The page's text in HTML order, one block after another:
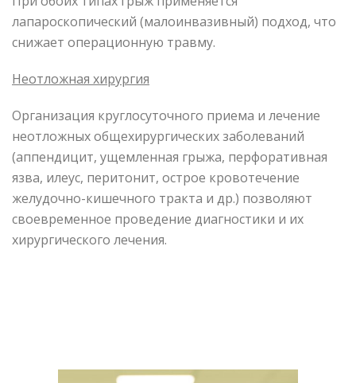
лапароскопический (малоинвазивный) подход, что
снижает операционную травму.
Неотложная хирургия
Организация круглосуточного приема и лечение
неотложных общехирургических заболеваний
(аппендицит, ущемленная грыжа, перфоративная
язва, илеус, перитонит, острое кровотечение
желудочно-кишечного тракта и др.) позволяют
своевременное проведение диагностики и их
хирургического лечения.